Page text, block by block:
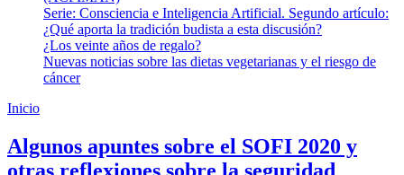
Serie: Consciencia e Inteligencia Artificial. Segundo artículo:
¿Qué aporta la tradición budista a esta discusión?
¿Los veinte años de regalo?
Nuevas noticias sobre las dietas vegetarianas y el riesgo de
cáncer
Inicio
Algunos apuntes sobre el SOFI 2020 y